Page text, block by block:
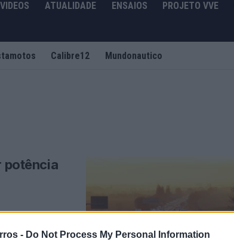
- Do Not Process My Personal Information
VIDEOS ATUALIDADE ENSAIOS PROJETO VVE
Calibre12 Mundonautico
potência
reduzir a
nova etapa ...